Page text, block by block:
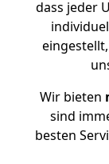
dass jeder
Wir bieten
sind
besten